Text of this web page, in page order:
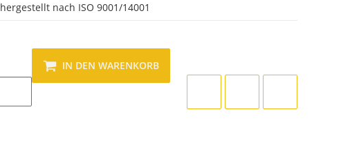
hergestellt nach ISO 9001/14001
IN DEN WARENKORB